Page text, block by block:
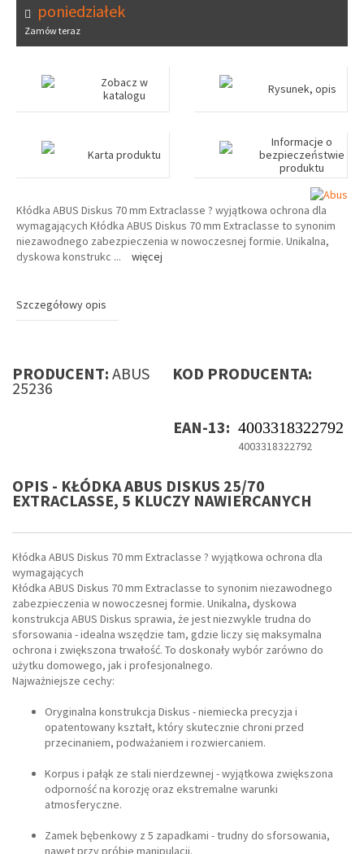
poniedziałek
Zamów teraz
Zobacz w
katalogu
Rysunek, opis
Karta produktu
Informacje o
bezpieczeństwie
produktu
Kłódka ABUS Diskus 70 mm Extraclasse ? wyjątkowa ochrona dla
wymagających Kłódka ABUS Diskus 70 mm Extraclasse to synonim
niezawodnego zabezpieczenia w nowoczesnej formie. Unikalna,
dyskowa konstrukc ... więcej
Szczegółowy opis
PRODUCENT: ABUS KOD PRODUCENTA:
25236
EAN-13: 4003318322792
4003318322792
OPIS - KŁÓDKA ABUS DISKUS 25/70
EXTRACLASSE, 5 KLUCZY NAWIERCANYCH
Kłódka ABUS Diskus 70 mm Extraclasse ? wyjątkowa ochrona dla
wymagających
Kłódka ABUS Diskus 70 mm Extraclasse to synonim niezawodnego
zabezpieczenia w nowoczesnej formie. Unikalna, dyskowa
konstrukcja ABUS Diskus sprawia, że jest niezwykle trudna do
sforsowania - idealna wszędzie tam, gdzie liczy się maksymalna
ochrona i zwiększona trwałość. To doskonały wybór zarówno do
użytku domowego, jak i profesjonalnego.
Najważniejsze cechy:
Oryginalna konstrukcja Diskus - niemiecka precyzja i
opatentowany kształt, który skutecznie chroni przed
przecinaniem, podważaniem i rozwiercaniem.
Korpus i pałąk ze stali nierdzewnej - wyjątkowa zwiększona
odporność na korozję oraz ekstremalne warunki
atmosferyczne.
Zamek bębenkowy z 5 zapadkami - trudny do sforsowania,
nawet przy próbie manipulacji.